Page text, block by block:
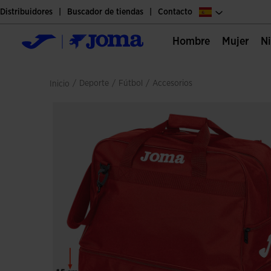
Distribuidores Buscador de tiendas Contacto
Hombre Mujer
Inicio / deporte / fútbol / accesorios